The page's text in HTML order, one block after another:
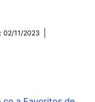
02/11/2023